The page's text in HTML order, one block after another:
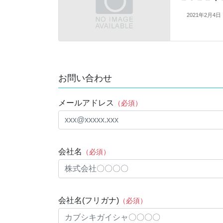
2021年2月4日
お問い合わせ
メールアドレス （必須）
会社名 （必須）
会社名(フリガナ) （必須）